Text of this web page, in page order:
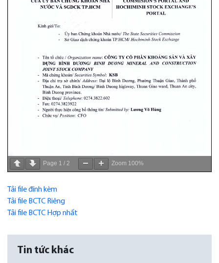
Page 1 / 2 Zoom 100%
Tải file đính kèm
Tải file BCTC Riêng
Tải file BCTC Hợp nhất
Tin tức khác